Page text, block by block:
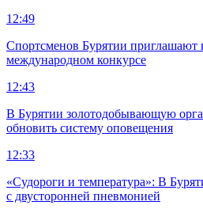
12:49
Спортсменов Бурятии приглашают
международном конкурсе
12:43
В Бурятии золотодобывающую
обновить систему оповещения
12:33
«Судороги и температура»: В
с двусторонней пневмонией